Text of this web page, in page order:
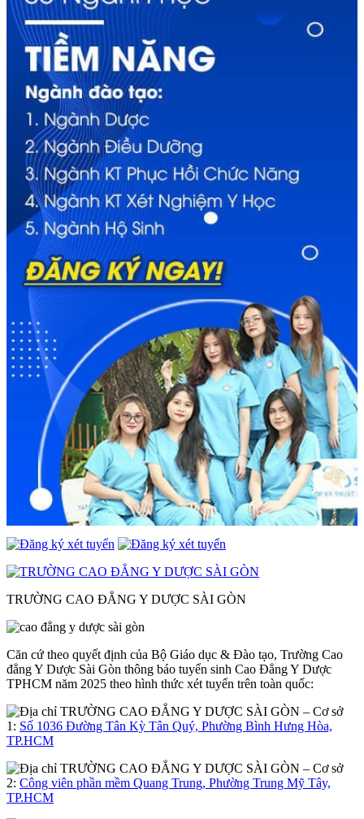
TRƯỜNG CAO ĐẲNG Y DƯỢC SÀI GÒN
Căn cứ theo quyết định của Bộ Giáo dục & Đào tạo, Trường Cao
đẳng Y Dược Sài Gòn thông báo tuyển sinh Cao Đẳng Y Dược
TPHCM năm 2025 theo hình thức xét tuyển trên toàn quốc:
– Cơ sở
1: Số 1036 Đường Tân Kỳ Tân Quý, Phường Bình Hưng Hòa,
TP.HCM
– Cơ sở
2: Công viên phần mềm Quang Trung, Phường Trung Mỹ Tây,
TP.HCM